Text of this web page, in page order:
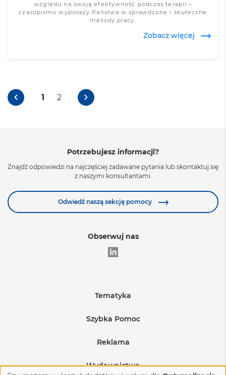
względu na swoją efektywność podczas terapii –
czasopismo wyposaży Państwa w sprawdzone i skuteczne
metody pracy.
Zobacz więcej
1 2
Potrzebujesz informacji?
Znajdź odpowiedzi na najczęściej zadawane pytania lub skontaktuj się
z naszymi konsultantami.
Odwiedź naszą sekcję pomocy
Obserwuj nas
Tematyka
Edukacja
Medycyna
BHP i produkcja
Szybka Pomoc
Warunki sprzedaży
Wysyłka produktów
Reklama
Regulamin sprzedaży reklam
Wydawnictwo